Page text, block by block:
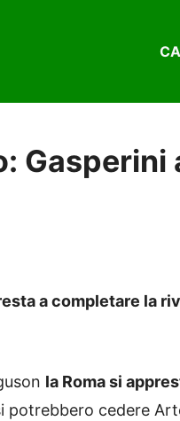
Gasperini
a completare la
la Roma si
potrebbero cedere